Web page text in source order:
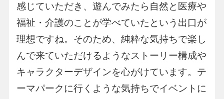
感じていただき、遊んでみたら自然と医療や
福祉・介護のことが学べていたという出口が
理想ですね。そのため、純粋な気持ちで楽し
んで来ていただけるようなストーリー構成や
キャラクターデザインを心がけています。テ
ーマパークに行くような気持ちでイベントに